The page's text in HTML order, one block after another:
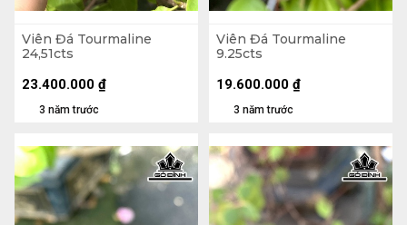
Viên Đá Tourmaline
24,51cts
3 năm trước
23.400.000 ₫
Viên Đá Tourmaline
9.25cts
3 năm trước
19.600.000 ₫